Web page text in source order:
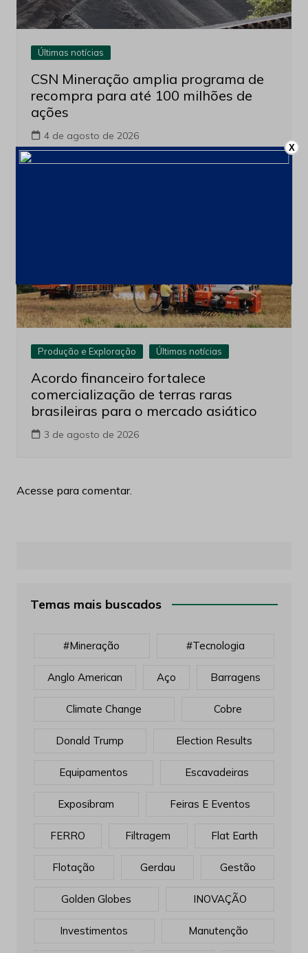
Últimas notícias
CSN Mineração amplia programa de
recompra para até 100 milhões de
ações
4 de agosto de 2026
Produção e Exploração Últimas notícias
Acordo financeiro fortalece
comercialização de terras raras
brasileiras para o mercado asiático
3 de agosto de 2026
Acesse para comentar.
Temas mais buscados
#mineração #tecnologia
Anglo American Aço Barragens
Climate Change Cobre
Donald Trump Election Results
Equipamentos Escavadeiras
Exposibram Feiras E Eventos
FERRO Filtragem Flat Earth
Flotação Gerdau Gestão
Golden Globes INOVAÇÃO
Investimentos Manutenção
X